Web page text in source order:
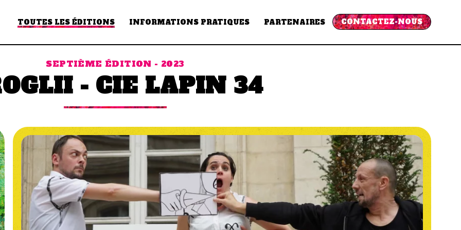
TOUTES LES ÉDITIONS INFORMATIONS PRATIQUES PARTENAIRES CONTACTEZ-NOUS
SEPTIÈME ÉDITION - 2023
- CIE LAPIN 34